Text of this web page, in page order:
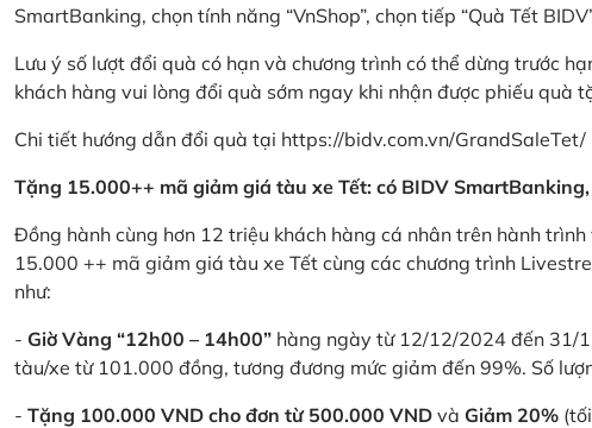
SmartBanking, chọn tính năng “VnShop”, chọn tiếp “Quà Tết
Lưu ý số lượt đổi quà có hạn và chương trình có thể dừng trước
khách hàng vui lòng đổi quà sớm ngay khi nhận được phiếu quà
Chi tiết hướng dẫn đổi quà tại https://bidv.com.vn/GrandSaleTet/
Tặng 15.000++ mã giảm giá tàu xe Tết: có BIDV
Đồng hành cùng hơn 12 triệu khách hàng cá nhân trên hành
15.000 ++ mã giảm giá tàu xe Tết cùng các chương trình
như:
- Giờ Vàng “12h00 – 14h00” hàng ngày từ 12/12/2024 đến 31/
tàu/xe từ 101.000 đồng, tương đương mức giảm đến 99%. Số
- Tặng 100.000 VND cho đơn từ 500.000 VND và Giảm 20%